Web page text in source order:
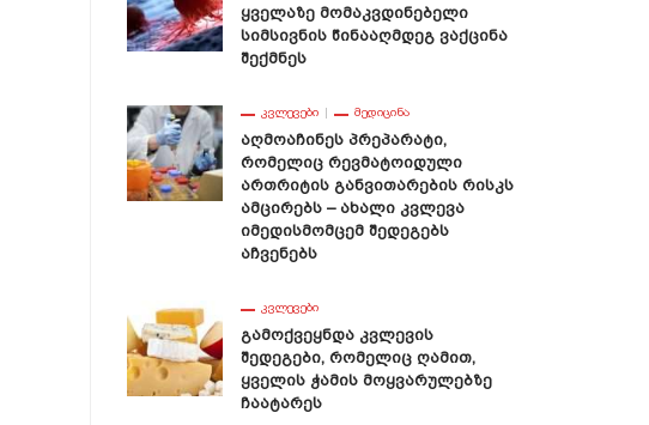
Ყველაზე Მომაკვდინებელი
Სიმსივნის Წინააღმდეგ Ვაქცინა
Შექმნეს
ᲙᲕᲚᲔᲕᲔᲑᲘ ᲛᲔᲓᲘᲪᲘᲜᲐ
Აღმოაჩინეს Პრეპარატი,
Რომელიც Რევმატოიდული
Ართრიტის Განვითარების Რისკს
Ამცირებს – Ახალი Კვლევა
Იმედისმომცემ Შედეგებს
Აჩვენებს
ᲙᲕᲚᲔᲕᲔᲑᲘ
Გამოქვეყნდა Კვლევის
Შედეგები, Რომელიც Ღამით,
Ყველის Ჭამის Მოყვარულებზე
Ჩაატარეს